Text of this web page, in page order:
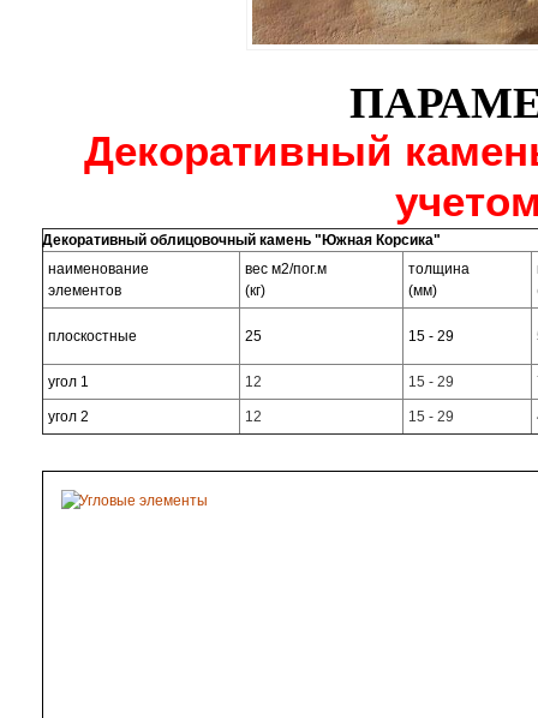
Декоративный
Декоративный облицовочный камень "Южная Корсика"
наименование
элементов
вес м2/пог.м
(кг)
толщина
(мм)
плоскостные 25 15 - 29
угол 1 12 15 - 29
угол 2 12 15 - 29